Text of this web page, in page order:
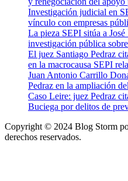
Investigación judicial en
vínculo con empresas
La pieza SEPI sitúa a
investigación pública
El juez Santiago Pedraz
en la macrocausa SEPI
Juan Antonio Carrillo
Pedraz en la ampliación
Caso Leire: juez Pedraz
Buciega por delitos de
Copyright © 2024 Blog Storm
derechos reservados.